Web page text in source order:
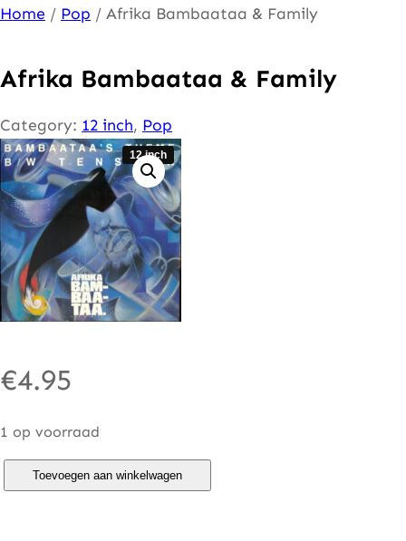
Ga
de
Home / Pop / Afrika Bambaataa & Family
Afrika Bambaataa & Family
Category: 12 inch, Pop
12 inch
€4.95
1 op voorraad
Toevoegen aan winkelwagen